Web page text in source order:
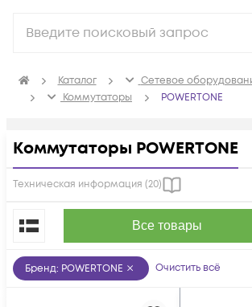
Каталог
Сетевое
Коммутаторы
POWERTONE
Коммутаторы POWERTONE
Техническая информация (20)
Все товары
По популярности
Бренд: POWERTONE Очистить всё